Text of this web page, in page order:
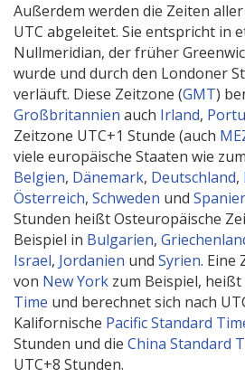
Außerdem werden die Zeiten
UTC abgeleitet. Sie entspricht in
Nullmeridian, der früher
wurde und durch den Londoner
verläuft. Diese Zeitzone (GMT)
Großbritannien auch Irland,
Zeitzone UTC+1 Stunde (auch
viele europäische Staaten wie
Belgien, Dänemark, Deutschland,
Österreich, Schweden und
Stunden heißt Osteuropäische
Beispiel in Bulgarien,
Israel, Jordanien und Syrien. Eine
von New York zum Beispiel, heißt
Time und berechnet sich nach
Kalifornische Pacific Standard
Stunden und die China Standard
UTC+8 Stunden.